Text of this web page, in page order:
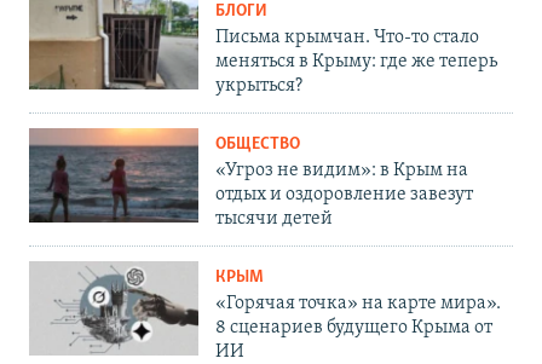
БЛОГИ
Письма крымчан. Что-то стало
меняться в Крыму: где же теперь
укрыться?
ОБЩЕСТВО
«Угроз не видим»: в Крым на
отдых и оздоровление завезут
тысячи детей
КРЫМ
«Горячая точка» на карте мира».
8 сценариев будущего Крыма от
ИИ